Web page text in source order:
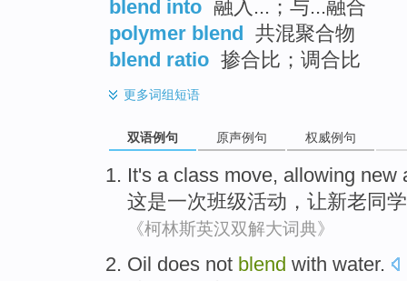
blend into 融入...；与...融合
polymer blend 共混聚合物
blend ratio 掺合比；调合比
更多词组短语
双语例句 原声例句 权威例句
It's a class move, allowing new
这是一次班级活动 ， 让新老 同
《柯林斯英汉双解大词典》
Oil does not blend with water.